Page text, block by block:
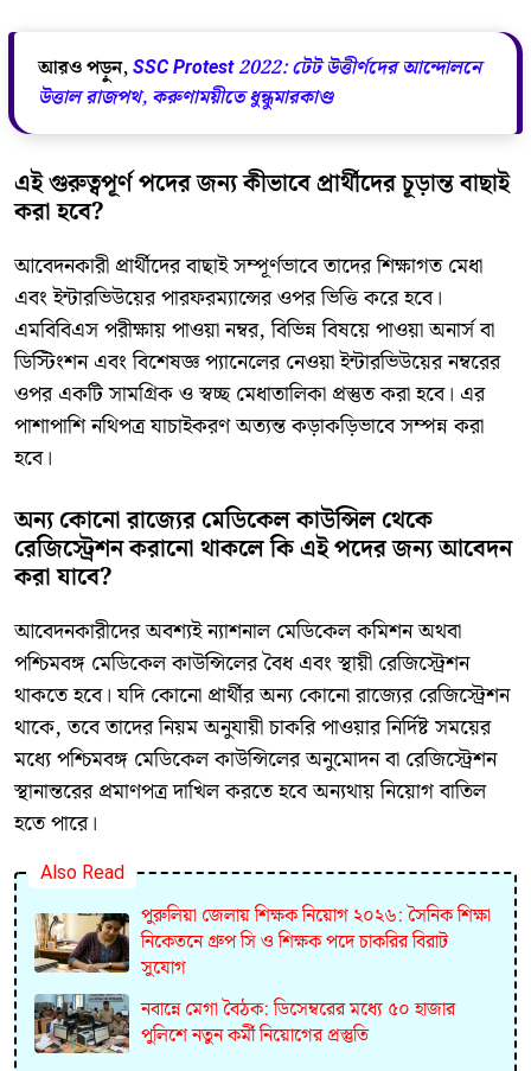
আরও পড়ুন,SSC Protest 2022: টেট উত্তীর্ণদের আন্দোলনে
উত্তাল রাজপথ, করুণাময়ীতে ধুন্ধুমারকাণ্ড
এই গুরুত্বপূর্ণ পদের জন্য কীভাবে প্রার্থীদের চূড়ান্ত বাছাই
করা হবে?
আবেদনকারী প্রার্থীদের বাছাই সম্পূর্ণভাবে তাদের শিক্ষাগত মেধা
এবং ইন্টারভিউয়ের পারফরম্যান্সের ওপর ভিত্তি করে হবে।
এমবিবিএস পরীক্ষায় পাওয়া নম্বর, বিভিন্ন বিষয়ে পাওয়া অনার্স বা
ডিস্টিংশন এবং বিশেষজ্ঞ প্যানেলের নেওয়া ইন্টারভিউয়ের নম্বরের
ওপর একটি সামগ্রিক ও স্বচ্ছ মেধাতালিকা প্রস্তুত করা হবে। এর
পাশাপাশি নথিপত্র যাচাইকরণ অত্যন্ত কড়াকড়িভাবে সম্পন্ন করা
হবে।
অন্য কোনো রাজ্যের মেডিকেল কাউন্সিল থেকে
রেজিস্ট্রেশন করানো থাকলে কি এই পদের জন্য আবেদন
করা যাবে?
আবেদনকারীদের অবশ্যই ন্যাশনাল মেডিকেল কমিশন অথবা
পশ্চিমবঙ্গ মেডিকেল কাউন্সিলের বৈধ এবং স্থায়ী রেজিস্ট্রেশন
থাকতে হবে। যদি কোনো প্রার্থীর অন্য কোনো রাজ্যের রেজিস্ট্রেশন
থাকে, তবে তাদের নিয়ম অনুযায়ী চাকরি পাওয়ার নির্দিষ্ট সময়ের
মধ্যে পশ্চিমবঙ্গ মেডিকেল কাউন্সিলের অনুমোদন বা রেজিস্ট্রেশন
স্থানান্তরের প্রমাণপত্র দাখিল করতে হবে অন্যথায় নিয়োগ বাতিল
হতে পারে।
Also Read
পুরুলিয়া জেলায় শিক্ষক নিয়োগ ২০২৬: সৈনিক শিক্ষা
নিকেতনে গ্রুপ সি ও শিক্ষক পদে চাকরির বিরাট
সুযোগ
নবান্নে মেগা বৈঠক: ডিসেম্বরের মধ্যে ৫০ হাজার
পুলিশে নতুন কর্মী নিয়োগের প্রস্তুতি